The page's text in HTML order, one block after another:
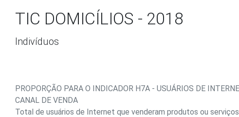
TIC DOMICÍLIOS - 2018
Indivíduos
PROPORÇÃO PARA O INDICADOR H7A - USUÁRIOS DE
CANAL DE VENDA
Total de usuários de Internet que venderam produtos ou